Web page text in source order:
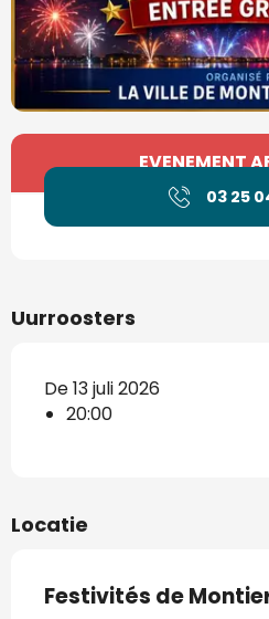
Openingstijden en
EVENEMENT
03 25
Uurroosters
De 13 juli 2026
20:00
Locatie
Festivités de